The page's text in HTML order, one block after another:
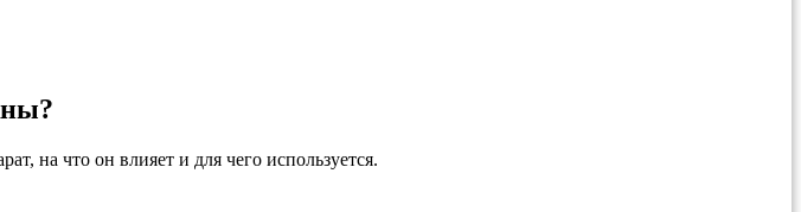
на что он влияет и для чего используется.